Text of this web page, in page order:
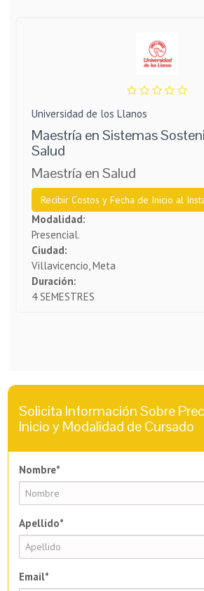
Universidad de los Llanos
Maestría en Sistemas
Salud
Maestría en Salud
Recibir Costos y Fecha de Inicio al
Modalidad:
Presencial.
Ciudad:
Villavicencio, Meta
Duración:
4 SEMESTRES
Solicita Información Sobre
Inicio y Modalidad de Cursado
Nombre*
Apellido*
Email*